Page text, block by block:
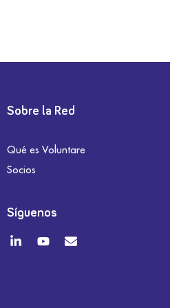
Sobre la Red
Qué es Voluntare
Socios
Síguenos